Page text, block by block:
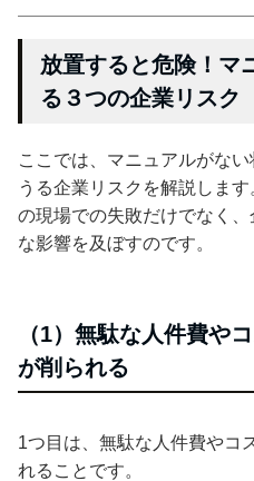
放置すると危険！マ
る３つの企業リスク
ここでは、マニュアルがな
うる企業リスクを解説しま
の現場での失敗だけでなく
な影響を及ぼすのです。
（1）無駄な人件費や
が削られる
1つ目は、無駄な人件費やコ
れることです。